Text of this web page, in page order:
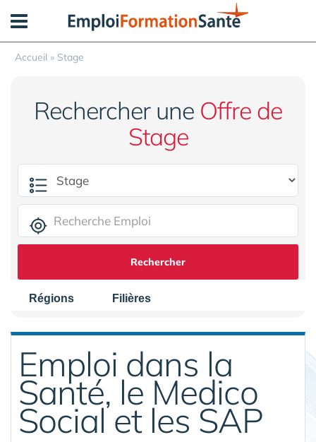
Accueil » Stage
Rechercher une Offre de
Stage
Rechercher
Régions Filières
Emploi dans la
Santé, le Medico
Social et les SAP